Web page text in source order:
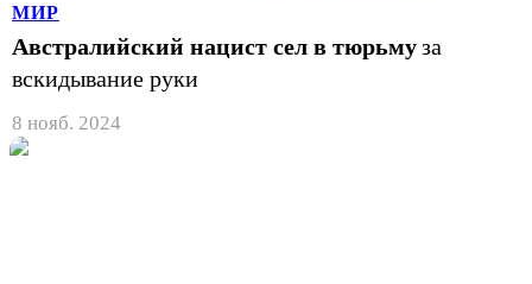
МИР
Австралийский нацист сел в тюрьмуза
вскидывание руки
8 нояб. 2024